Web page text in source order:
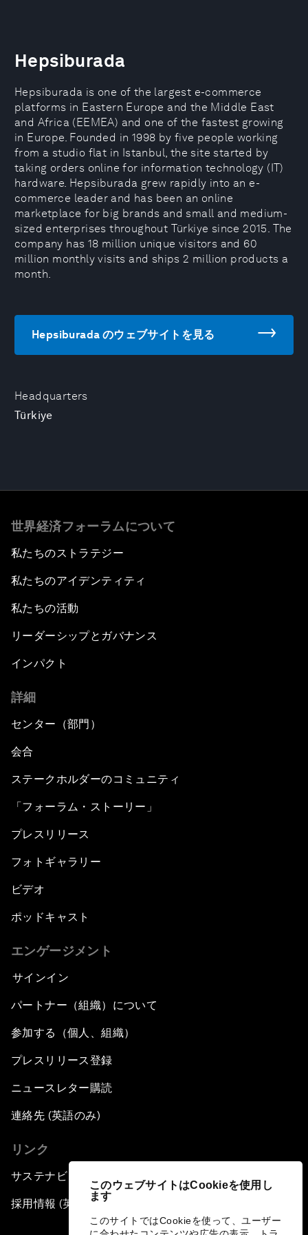
このウェブサイトはCookieを使用し
ます
このサイトではCookieを使って、ユーザー
Headquarters
Türkiye
Hepsiburada
Hepsiburada is one of the largest e-commerce
platforms in Eastern Europe and the Middle East
and Africa (EEMEA) and one of the fastest growing
in Europe. Founded in 1998 by five people working
from a studio flat in Istanbul, the site started by
taking orders online for information technology (IT)
hardware. Hepsiburada grew rapidly into an e-
commerce leader and has been an online
marketplace for big brands and small and medium-
sized enterprises throughout Türkiye since 2015. The
company has 18 million unique visitors and 60
million monthly visits and ships 2 million products a
month.
Hepsiburada のウェブサイトを見る
世界経済フォーラムについて
私たちのストラテジー
私たちのアイデンティティ
私たちの活動
リーダーシップとガバナンス
インパクト
詳細
センター（部門）
会合
ステークホルダーのコミュニティ
「フォーラム・ストーリー」
プレスリリース
フォトギャラリー
ビデオ
ポッドキャスト
エンゲージメント
サインイン
パートナー（組織）について
参加する（個人、組織）
プレスリリース登録
ニュースレター購読
連絡先 (英語のみ)
リンク
サステナビリティへの取り組み
採用情報 (英語のみ)